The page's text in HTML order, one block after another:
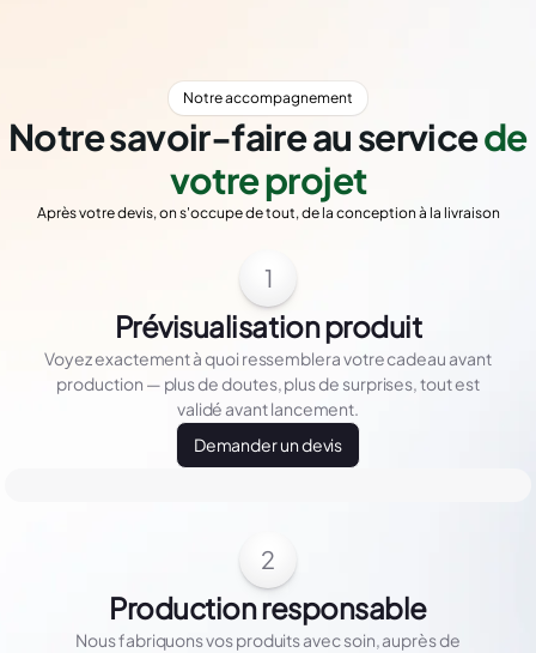
Notre accompagnement
Notre savoir-faire au servicede
votre projet
Après votre devis, on s'occupe de tout, de la conception à la livraison
1
Prévisualisation produit
Voyez exactement à quoi ressemblera votre cadeau avant
production — plus de doutes, plus de surprises, tout est
validé avant lancement.
Demander un devis
2
Production responsable
Nous fabriquons vos produits avec soin, auprès de